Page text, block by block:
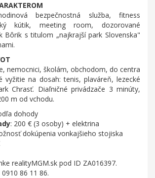
bezpečnostná služba, fitness
kútik, meeting room, dozorované
Bôrik s titulom „najkrajší park Slovenska"
nemocnici, školám, obchodom, do centra
vyžitie na dosah: tenis, plaváreň, lezecké
Chrasť. Diaľničné privádzače 3 minúty,
m od vchodu.
dohody
: 200 € (3 osoby) + elektrina
dokúpenia vonkajšieho stojiska
realityMGM.sk pod ID ZA016397.
86 11 86.